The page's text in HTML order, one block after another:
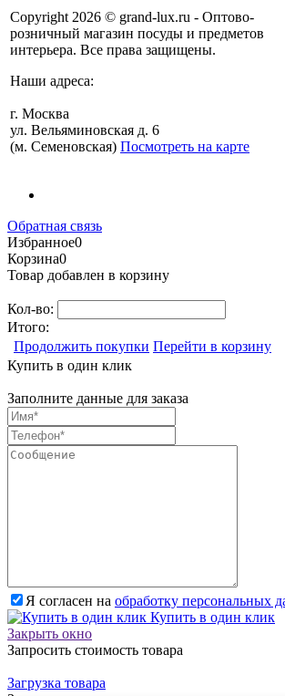
Copyright 2026 © grand-lux.ru - Оптово-
розничный магазин посуды и предметов
интерьера. Все права защищены.
Наши адреса:
г. Москва
ул. Вельяминовская д. 6
(м. Семеновская) Посмотреть на карте
Обратная связь
Избранное0
Корзина0
Товар добавлен в корзину
Кол-во:
Итого:
Продолжить покупки Перейти в корзину
Купить в один клик
Заполните данные для заказа
Я согласен на обработку персональных
Купить в один клик
Закрыть окно
Запросить стоимость товара
Загрузка товара